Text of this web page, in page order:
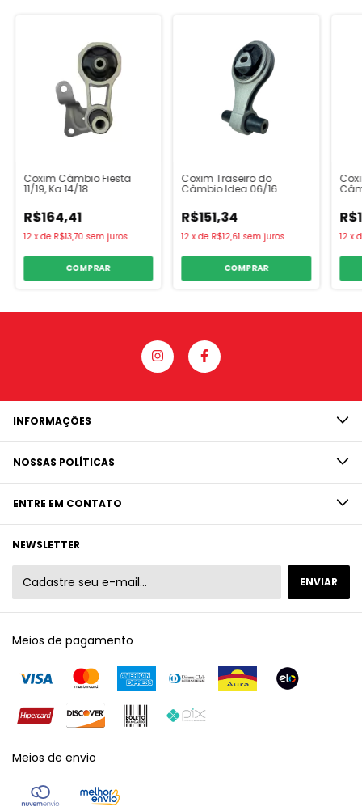
Coxim Câmbio Fiesta
11/19, Ka 14/18
R$164,41
12 xde R$13,70 sem juros
COMPRAR
Coxim Traseiro do
Câmbio Idea 06/16
R$151,34
12 xde R$12,61 sem juros
COMPRAR
12 x
INFORMAÇÕES
NOSSAS POLÍTICAS
ENTRE EM CONTATO
NEWSLETTER
Meios de pagamento
Meios de envio